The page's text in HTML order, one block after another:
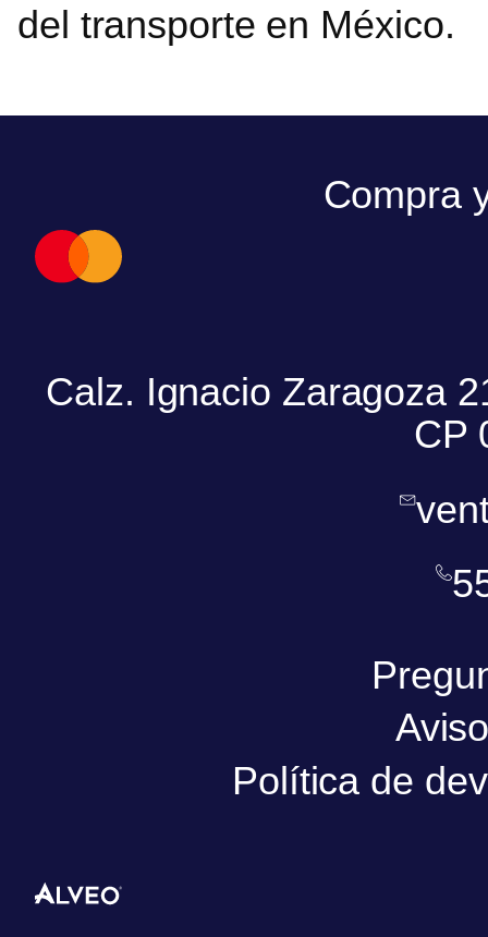
del transporte en México.
Compra
Calz. Ignacio Zaragoza
CP
Política de